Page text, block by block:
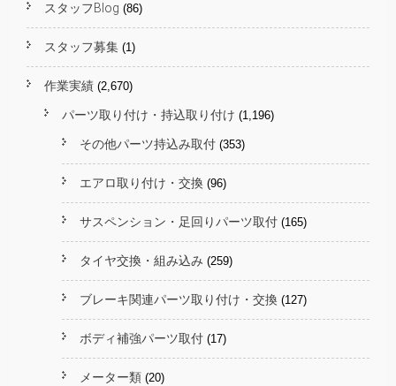
スタッフBlog (86)
スタッフ募集 (1)
作業実績 (2,670)
パーツ取り付け・持込取り付け (1,196)
その他パーツ持込み取付 (353)
エアロ取り付け・交換 (96)
サスペンション・足回りパーツ取付 (165)
タイヤ交換・組み込み (259)
ブレーキ関連パーツ取り付け・交換 (127)
ボディ補強パーツ取付 (17)
メーター類 (20)